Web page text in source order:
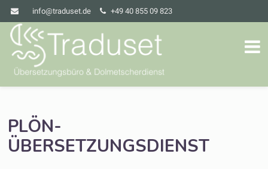
info@traduset.de +49 40 855 09 823
PLÖN-
ÜBERSETZUNGSDIENST